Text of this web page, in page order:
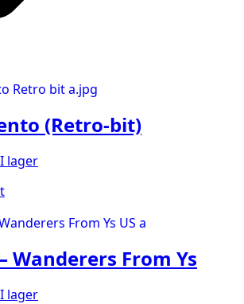
(Retro-bit)
I lager
Wanderers From Ys
I lager